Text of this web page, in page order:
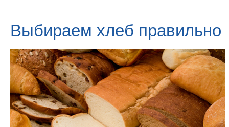
Выбираем хлеб правильно